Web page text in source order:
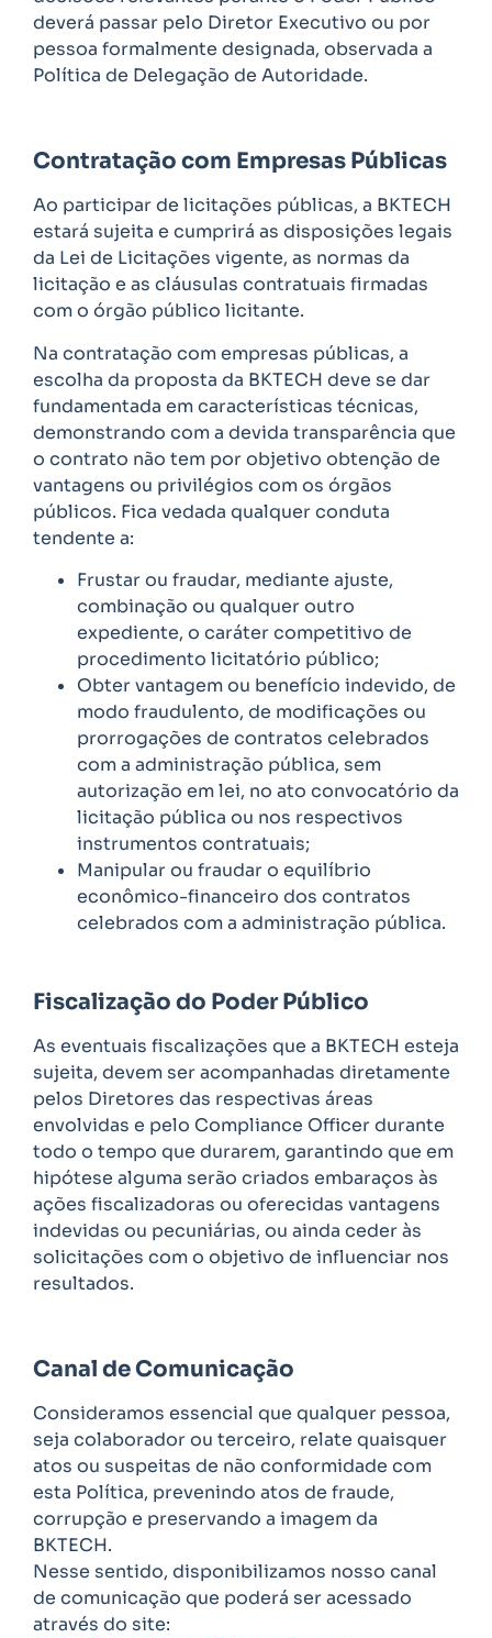
deverá passar pelo Diretor Executivo ou por
pessoa formalmente designada, observada a
Política de Delegação de Autoridade.
Contratação com Empresas Públicas
Ao participar de licitações públicas, a BKTECH
estará sujeita e cumprirá as disposições legais
da Lei de Licitações vigente, as normas da
licitação e as cláusulas contratuais firmadas
com o órgão público licitante.
Na contratação com empresas públicas, a
escolha da proposta da BKTECH deve se dar
fundamentada em características técnicas,
demonstrando com a devida transparência que
o contrato não tem por objetivo obtenção de
vantagens ou privilégios com os órgãos
públicos. Fica vedada qualquer conduta
tendente a:
Frustar ou fraudar, mediante ajuste,
combinação ou qualquer outro
expediente, o caráter competitivo de
procedimento licitatório público;
Obter vantagem ou benefício indevido, de
modo fraudulento, de modificações ou
prorrogações de contratos celebrados
com a administração pública, sem
autorização em lei, no ato convocatório da
licitação pública ou nos respectivos
instrumentos contratuais;
Manipular ou fraudar o equilíbrio
econômico-financeiro dos contratos
celebrados com a administração pública.
Fiscalização do Poder Público
As eventuais fiscalizações que a BKTECH esteja
sujeita, devem ser acompanhadas diretamente
pelos Diretores das respectivas áreas
envolvidas e pelo Compliance Officer durante
todo o tempo que durarem, garantindo que em
hipótese alguma serão criados embaraços às
ações fiscalizadoras ou oferecidas vantagens
indevidas ou pecuniárias, ou ainda ceder às
solicitações com o objetivo de influenciar nos
resultados.
Canal de Comunicação
Consideramos essencial que qualquer pessoa,
seja colaborador ou terceiro, relate quaisquer
atos ou suspeitas de não conformidade com
esta Política, prevenindo atos de fraude,
corrupção e preservando a imagem da
BKTECH.
Nesse sentido, disponibilizamos nosso canal
de comunicação que poderá ser acessado
através do site: